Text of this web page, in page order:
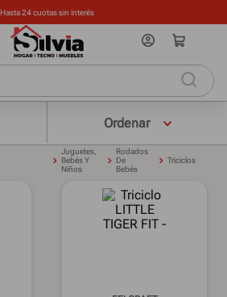
Hasta 24 cuotas sin interés
Juguetes,
Bebés Y
Niños
Rodados
De
Bebés
Triciclos